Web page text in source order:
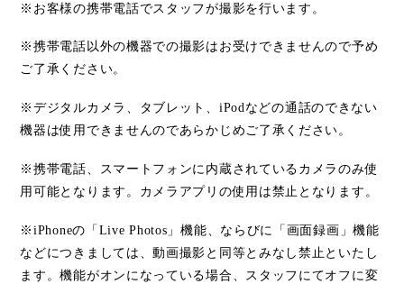
※お客様の携帯電話でスタッフが撮影を行います。
※携帯電話以外の機器での撮影はお受けできませんので予め
ご了承ください。
※デジタルカメラ、タブレット、 iPodなどの通話のできない
機器は使用できませんのであらかじめご了承ください。
※携帯電話、スマートフォンに内蔵されているカメラのみ使
用可能となります。カメラアプリの使用は禁止となります。
※iPhoneの「 Live Photos 」機能、ならびに「画面録画」機能
などにつきましては、動画撮影と同等とみなし禁止といたし
ます。機能がオンになっている場合、スタッフにてオフに変